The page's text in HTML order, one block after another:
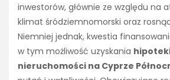
inwestorów, głównie ze względu na
klimat śródziemnomorski oraz
Niemniej jednak, kwestia
w tym możliwość uzyskania
nieruchomości na Cyprze